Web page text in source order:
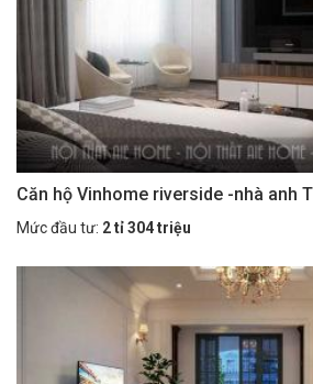
Căn hộ Vinhome riverside -nhà anh
Mức đầu tư: 2 tỉ 304 triệu